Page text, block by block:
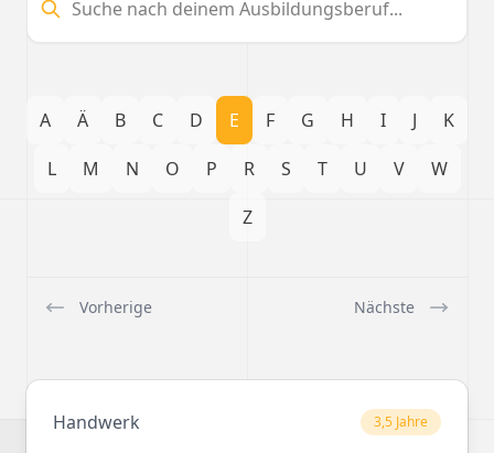
A Ä B C D E F G H I J
K
L
M N O P R S T U V
W
Z
Vorherige Nächste
Handwerk 3,5 Jahre